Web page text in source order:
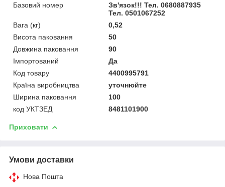
Базовий номер
Зв'язок!!! Тел. 0680887935
Тел. 0501067252
Вага (кг)
0,52
Висота паковання
50
Довжина паковання
90
Імпортований
Да
Код товару
4400995791
Країна виробництва
уточнюйте
Ширина паковання
100
код УКТЗЕД
8481101900
Приховати
Умови доставки
Нова Пошта